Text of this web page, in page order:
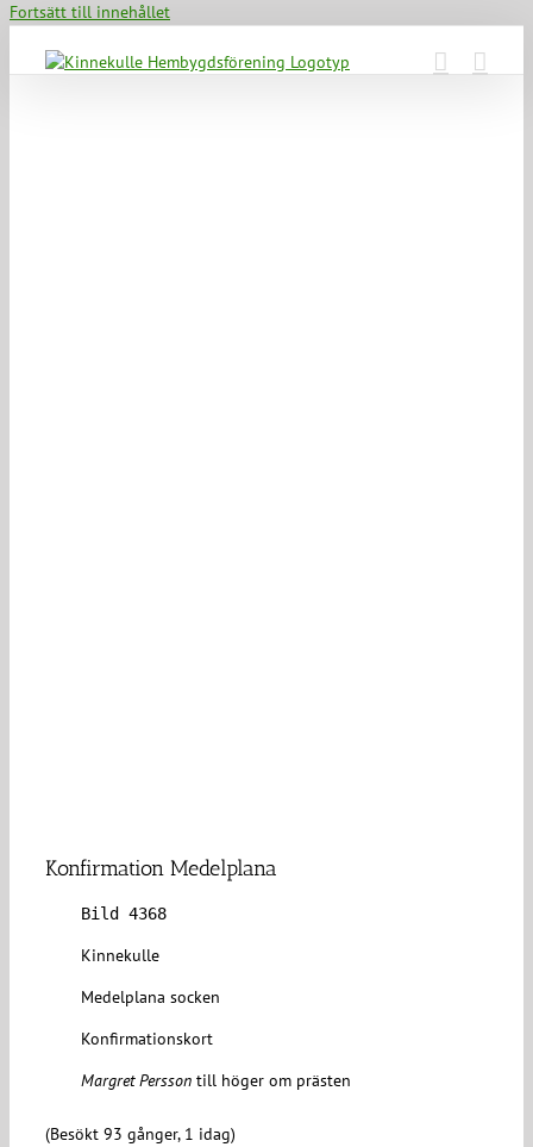
Fortsätt till innehållet
Konfirmation Medelplana
Bild 4368
Kinnekulle
Medelplana socken
Konfirmationskort
Margret Persson till höger om prästen
(Besökt 93 gånger, 1 idag)